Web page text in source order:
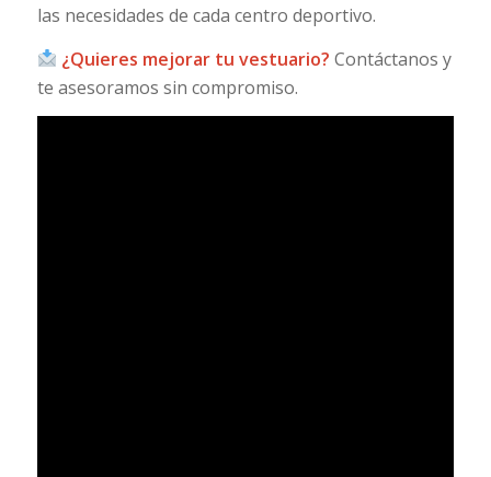
las necesidades de cada centro deportivo.
¿Quieres mejorar tu vestuario? Contáctanos y
te asesoramos sin compromiso.